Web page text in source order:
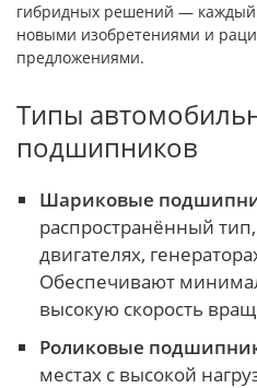
гибридных решений — каждый
новыми изобретениями и
предложениями.
Типы
подшипников
Шариковые
распространённый
двигателях,
Обеспечивают
высокую скорость
Роликовые
местах с высокой